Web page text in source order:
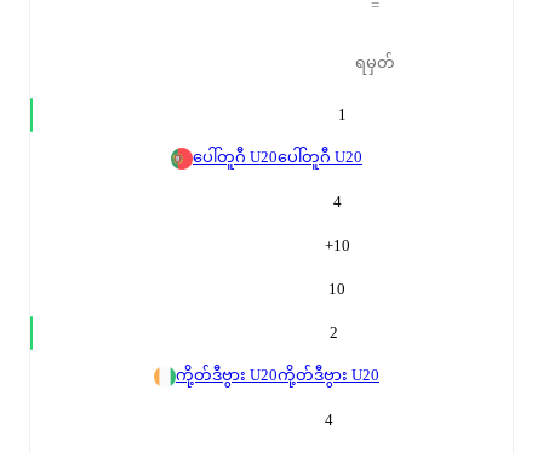
=
ရမှတ်
1
ပေါ်တူဂီ U20ပေါ်တူဂီ U20
4
+10
10
2
ကို့တ်ဒီဗွား U20ကို့တ်ဒီဗွား U20
4